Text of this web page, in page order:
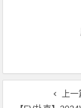
上一